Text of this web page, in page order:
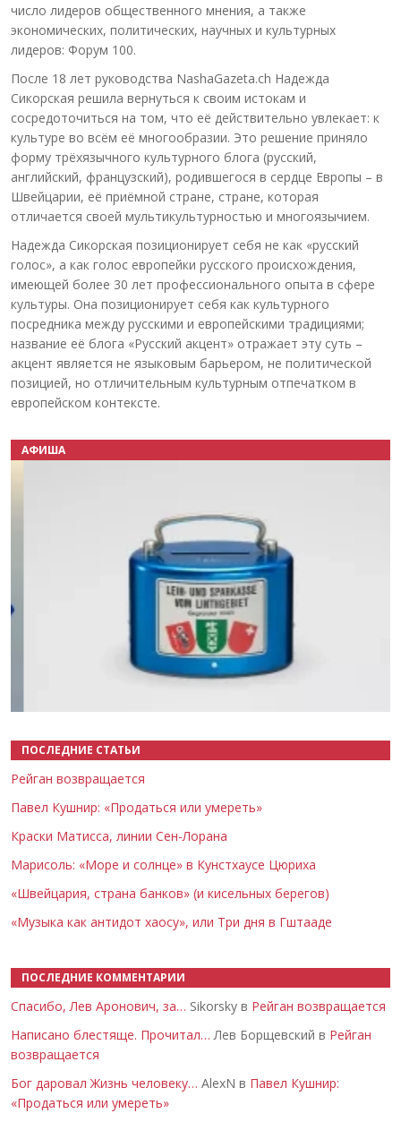
число лидеров общественного мнения, а также
экономических, политических, научных и культурных
лидеров: Форум 100.
После 18 лет руководства NashaGazeta.ch Надежда
Сикорская решила вернуться к своим истокам и
сосредоточиться на том, что её действительно увлекает: к
культуре во всём её многообразии. Это решение приняло
форму трёхязычного культурного блога (русский,
английский, французский), родившегося в сердце Европы – в
Швейцарии, её приёмной стране, стране, которая
отличается своей мультикультурностью и многоязычием.
Надежда Сикорская позиционирует себя не как «русский
голос», а как голос европейки русского происхождения,
имеющей более 30 лет профессионального опыта в сфере
культуры. Она позиционирует себя как культурного
посредника между русскими и европейскими традициями;
название её блога «Русский акцент» отражает эту суть –
акцент является не языковым барьером, не политической
позицией, но отличительным культурным отпечатком в
европейском контексте.
АФИША
ПОСЛЕДНИЕ СТАТЬИ
Рейган возвращается
Павел Кушнир: «Продаться или умереть»
Краски Матисса, линии Сен-Лорана
Марисоль: «Море и солнце» в Кунстхаусе Цюриха
«Швейцария, страна банков» (и кисельных берегов)
«Музыка как антидот хаосу», или Три дня в Гштааде
ПОСЛЕДНИЕ КОММЕНТАРИИ
Спасибо, Лев Аронович, за… Sikorsky в Рейган возвращается
Написано блестяще. Прочитал… Лев Борщевский в Рейган
возвращается
Бог даровал Жизнь человеку… AlexN в Павел Кушнир:
«Продаться или умереть»